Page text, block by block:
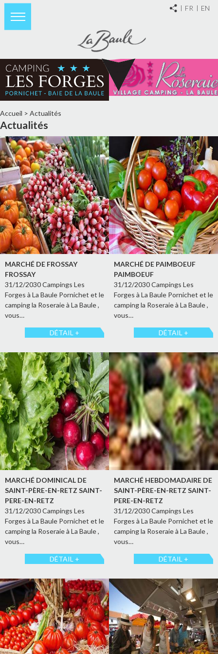
FR EN
Accueil > Actualités
Actualités
MARCHÉ DE FROSSAY
FROSSAY
31/12/2030 Campings Les
Forges à La Baule Pornichet et le
camping la Roseraie à La Baule ,
vous…
DÉTAIL +
MARCHÉ DE PAIMBOEUF
PAIMBOEUF
31/12/2030 Campings Les
Forges à La Baule Pornichet et le
camping la Roseraie à La Baule ,
vous…
DÉTAIL +
MARCHÉ DOMINICAL DE
SAINT-PÈRE-EN-RETZ SAINT-
PERE-EN-RETZ
31/12/2030 Campings Les
Forges à La Baule Pornichet et le
camping la Roseraie à La Baule ,
vous…
DÉTAIL +
MARCHÉ HEBDOMADAIRE DE
SAINT-PÈRE-EN-RETZ SAINT-
PERE-EN-RETZ
31/12/2030 Campings Les
Forges à La Baule Pornichet et le
camping la Roseraie à La Baule ,
vous…
DÉTAIL +